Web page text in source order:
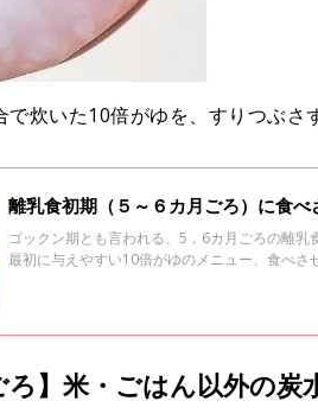
炊いた10倍がゆを、すりつぶさ
離乳食初期（５～６カ月ごろ）に食
ゴックン期とも言われる、5，6カ月ごろの離乳
最初に与えやすい10倍がゆのメニュー、食べさ
ろ】米・ごはん以外の